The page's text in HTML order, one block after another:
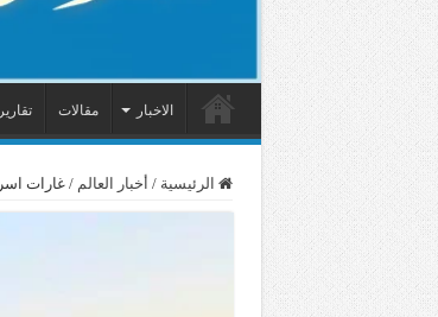
الاخبار مقالات
الرئيسية / أخبار العالم / غارات